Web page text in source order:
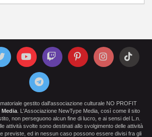
gestito dall'associazione culturale NO PROFIT
Media . L'Associazione NewType Media, così come il sito
non perseguono alcun fine di lucro, e ai sensi del L.n.
attività svolte sono destinati allo svolgimento delle attività
previste, ed in nessun caso possono essere divisi fra gli